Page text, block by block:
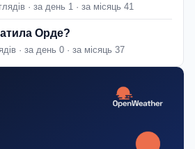
· за день 1 · за місяць 41
Орде?
· за день 0 · за місяць 37